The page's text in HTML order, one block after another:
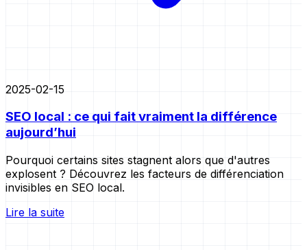
2025-02-15
SEO local : ce qui fait vraiment la différence
aujourd’hui
Pourquoi certains sites stagnent alors que d'autres
explosent ? Découvrez les facteurs de différenciation
invisibles en SEO local.
Lire la suite